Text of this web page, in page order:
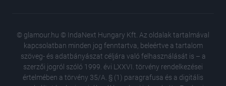
© glamour.hu © IndaNext Hungary Kft. Az oldalak tartalmával
kapcsolatban minden jog fenntartva, beleértve a tartalom
szöveg- és adatbányászat céljára való felhasználását is – a
szerzői jogról szóló 1999. évi LXXVI. törvény rendelkezései
értelmében a törvény 35/A. § (1) paragrafusa és a digitális